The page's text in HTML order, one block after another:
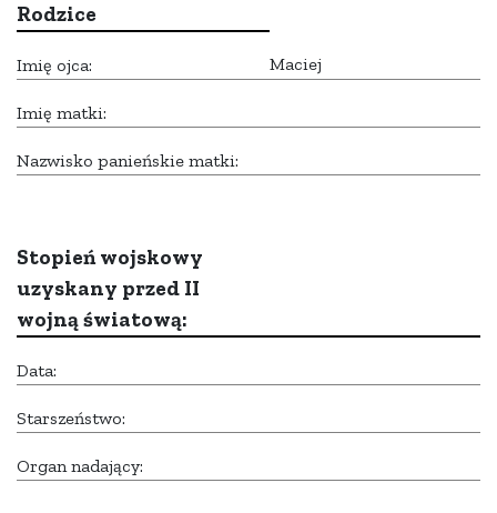
Rodzice
Imię ojca: Maciej
Imię matki:
Nazwisko panieńskie matki:
Stopień wojskowy
uzyskany przed II
wojną światową:
Data:
Starszeństwo:
Organ nadający: